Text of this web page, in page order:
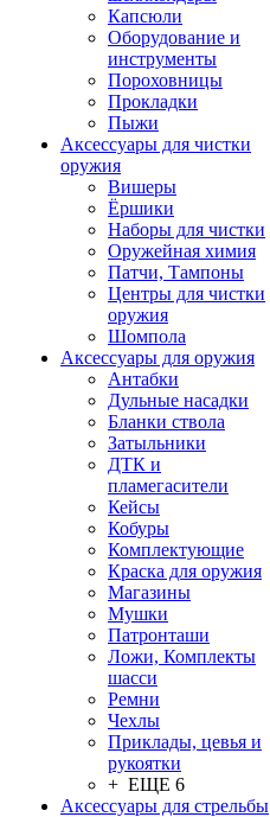
Капсюли
Оборудование и
инструменты
Пороховницы
Прокладки
Пыжи
Аксессуары для чистки
оружия
Вишеры
Ёршики
Наборы для чистки
Оружейная химия
Патчи, Тампоны
Центры для чистки
оружия
Шомпола
Аксессуары для оружия
Антабки
Дульные насадки
Бланки ствола
Затыльники
ДТК и
пламегасители
Кейсы
Кобуры
Комплектующие
Краска для оружия
Магазины
Мушки
Патронташи
Ложи, Комплекты
шасси
Ремни
Чехлы
Приклады, цевья и
рукоятки
+ ЕЩЕ 6
Аксессуары для стрельбы